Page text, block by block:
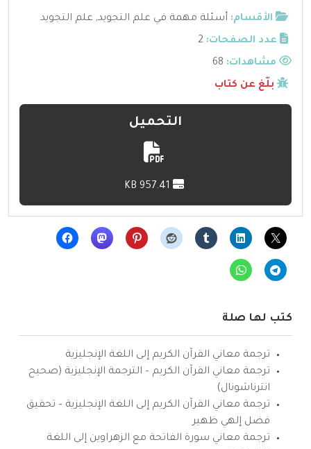
الأقسام: أسئلة مهمة في علم التجويد, علم التجويد
عدد الصفحات: 2
مشاهدات:
بلّغ عن كتاب
التحميل
كتب لها صلة
ترجمة معاني القرآن الكريم إلى اللغة الإنجليزية
ترجمة معاني القرآن الكريم – الترجمة الإنجليزية (صحيح
انترناشونال)
ترجمة معاني القرآن الكريم إلى اللغة الإنجليزية – تحقيق
فضل إلهي ظهير
ترجمة معاني سورة الفاتحة مع الزهراوين إلى اللغة